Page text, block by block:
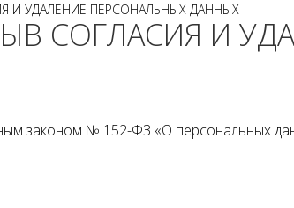
И УДАЛЕНИЕ ПЕРСОНАЛЬНЫХ ДАННЫХ
СОГЛАСИЯ И
законом № 152-ФЗ «О персональных